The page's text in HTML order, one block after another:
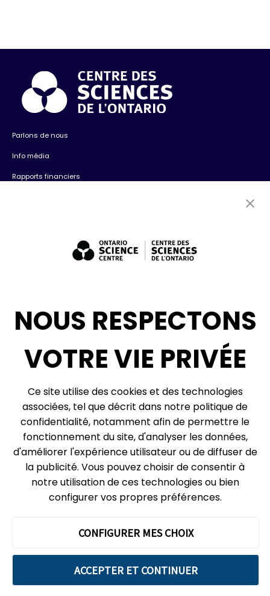
Parlons de nous
Info média
Rapports financiers
Expositions : ventes et location + consultation
Infolettre
© 2026, Centre des sciences de l’Ontario, un organisme du gouvernement de
l’Ontario. Tous droits réservés.
Plan du site
Préférences relatives aux témoins
Expédition et réception :
777, rue Bay, boîte postale 151
Toronto (Ontario)
wendat et de la Nation anichinabée qui inclut la Première Nation des
Mississaugas de Credit et les Chippewas.
Nous reconnaissons que ces terres abritent de nombreux peuples
distincts des Premières Nations, Inuit et Métis. Notre gratitude pour la
se manifeste dans la paix, l’amitié et le respect de leurs
NOUS RESPECTONS
VOTRE VIE PRIVÉE
Ce site utilise des cookies et des technologies
associées, tel que décrit dans notre politique de
confidentialité, notamment afin de permettre le
fonctionnement du site, d'analyser les données,
d'améliorer l'expérience utilisateur ou de diffuser de
la publicité. Vous pouvez choisir de consentir à
notre utilisation de ces technologies ou bien
configurer vos propres préférences.
CONFIGURER MES CHOIX
ACCEPTER ET CONTINUER